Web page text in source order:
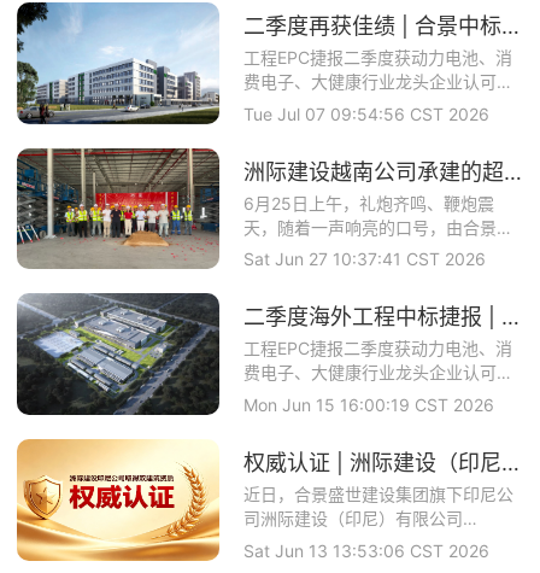
二季度再获佳绩 | 合景中标上市公司博力威锂电（688345）项目
工程EPC捷报二季度获动力电池、消
费电子、大健康行业龙头企业认可合
景智慧建设攻坚...
Tue Jul 07 09:54:56 CST 2026
洲际建设越南公司承建的超大型食品基地正式开工
6月25日上午，礼炮齐鸣、鞭炮震
天，随着一声响亮的口号，由合景盛
世建设集团旗下全...
Sat Jun 27 10:37:41 CST 2026
二季度海外工程中标捷报 | 洲际建设马来公司中标理士国际项目
工程EPC捷报二季度获动力电池、消
费电子、大健康行业龙头企业认可合
景智慧建设攻坚...
Mon Jun 15 16:00:19 CST 2026
权威认证 | 洲际建设（印尼）成功取得印尼政府颁发的工业建筑与钢结构双资质
近日，合景盛世建设集团旗下印尼公
司洲际建设（印尼）有限公司
（PTINTERCON...
Sat Jun 13 13:53:06 CST 2026